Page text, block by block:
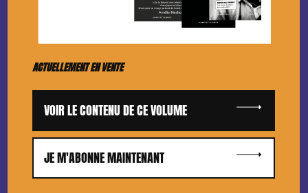
ACTUELLEMENT EN VENTE
VOIR LE CONTENU DE CE VOLUME
JE M'ABONNE MAINTENANT